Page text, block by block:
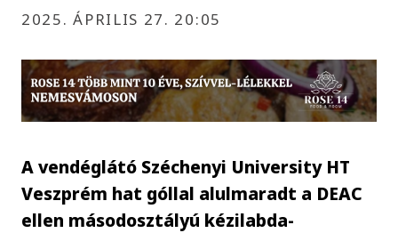
2025. ÁPRILIS 27. 20:05
A vendéglátó Széchenyi University HT
Veszprém hat góllal alulmaradt a DEAC
ellen másodosztályú kézilabda-